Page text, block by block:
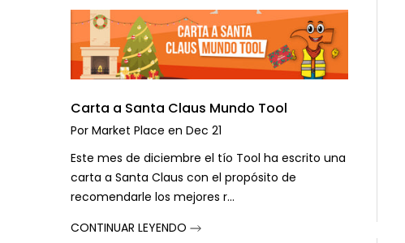
Carta a Santa Claus Mundo Tool
Por Market Place en Dec 21
Este mes de diciembre el tío Tool ha escrito una
carta a Santa Claus con el propósito de
recomendarle los mejores r...
CONTINUAR LEYENDO